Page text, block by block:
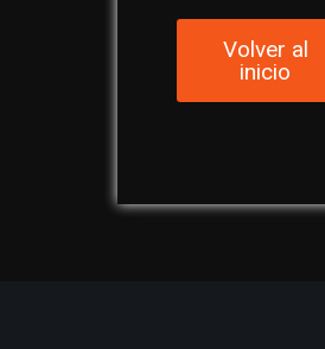
Volver al
inicio